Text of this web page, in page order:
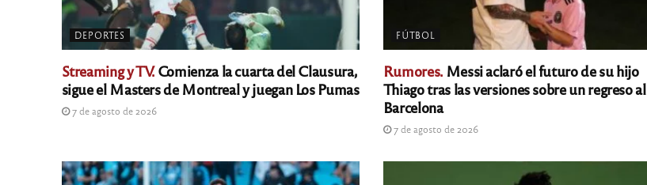
DEPORTES
Streaming y TV.Comienza la cuarta del Clausura,
sigue el Masters de Montreal y juegan Los Pumas
7 de agosto de 2026
FÚTBOL
Rumores.Messi aclaró el futuro de su hijo
Thiago tras las versiones sobre un regreso al
Barcelona
7 de agosto de 2026